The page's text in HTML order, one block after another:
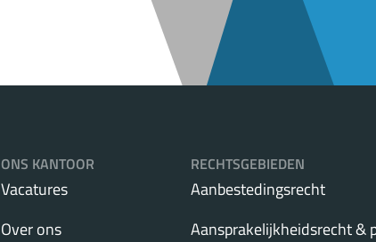
ONS KANTOOR
Vacatures
Over ons
RECHTSGEBIEDEN
Aanbestedingsrecht
Aansprakelijkheidsrecht &